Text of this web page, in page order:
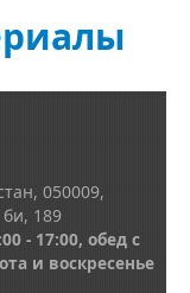
050009,
би, 189
- 17:00, обед с
и воскресенье